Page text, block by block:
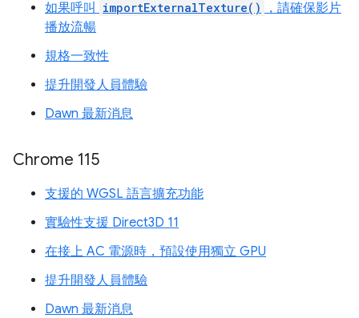
如果呼叫
importExternalTexture()
，請確保影片
播放流暢
規格一致性
提升開發人員體驗
Dawn 最新消息
Chrome 115
支援的 WGSL 語言擴充功能
實驗性支援 Direct3D 11
在接上 AC 電源時，預設使用獨立 GPU
提升開發人員體驗
Dawn 最新消息